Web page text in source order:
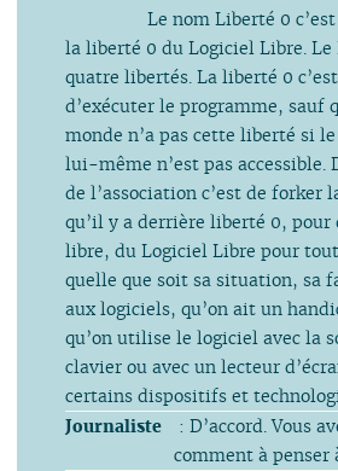
Le nom Liberté 0
la liberté 0 du Logiciel Libre.
quatre libertés. La liberté 0
d’exécuter le programme, sauf
monde n’a pas cette liberté si
lui-même n’est pas accessible.
de l’association c’est de forker
qu’il y a derrière liberté 0, pour
libre, du Logiciel Libre pour
quelle que soit sa situation, sa
aux logiciels, qu’on ait un
qu’on utilise le logiciel avec la
clavier ou avec un lecteur
certains dispositifs et
Journaliste
: D’accord. Vous
comment à penser